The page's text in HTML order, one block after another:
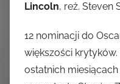
Lincoln, reż. Steven
12 nominacji do
większości
ostatnich